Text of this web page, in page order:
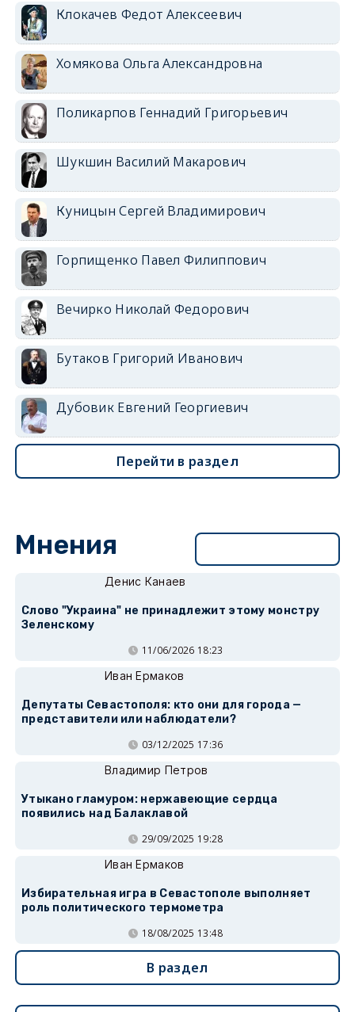
Клокачев Федот Алексеевич
Хомякова Ольга Александровна
Поликарпов Геннадий Григорьевич
Шукшин Василий Макарович
Куницын Сергей Владимирович
Горпищенко Павел Филиппович
Вечирко Николай Федорович
Бутаков Григорий Иванович
Дубовик Евгений Георгиевич
Перейти в раздел
Мнения
Денис Канаев
Слово "Украина" не принадлежит этому монстру
Зеленскому
11/06/2026 18:23
Иван Ермаков
Депутаты Севастополя: кто они для города —
представители или наблюдатели?
03/12/2025 17:36
Владимир Петров
Утыкано гламуром: нержавеющие сердца
появились над Балаклавой
29/09/2025 19:28
Иван Ермаков
Избирательная игра в Севастополе выполняет
роль политического термометра
18/08/2025 13:48
В раздел